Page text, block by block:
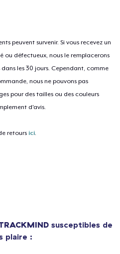
peuvent survenir. Si vous recevez un
ou défectueux, nous le remplacerons
les 30 jours. Cependant, comme
nous ne pouvons pas
pour des tailles ou des couleurs
d'avis.
retours ici
susceptibles de
plaire :